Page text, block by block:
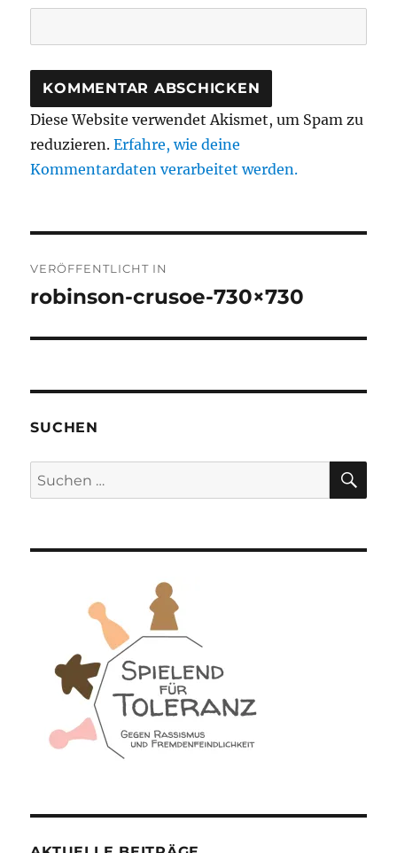
Diese Website verwendet Akismet, um Spam zu
reduzieren.Erfahre, wie deine
Kommentardaten verarbeitet werden.
VERÖFFENTLICHT IN
robinson-crusoe-730×730
SUCHEN
Suchen
nach: